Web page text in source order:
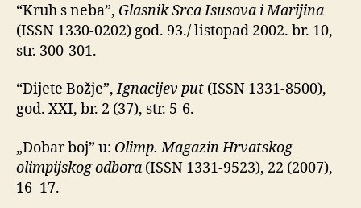
“Kruh s neba”, Glasnik Srca Isusova i Marijina
(ISSN 1330-0202) god. 93./ listopad 2002. br. 10,
str. 300-301.
“Dijete Božje”,Ignacijev put (ISSN 1331-8500),
god. XXI, br. 2 (37), str. 5-6.
„Dobar boj” u: Olimp. Magazin Hrvatskog
olimpijskog odbora (ISSN 1331-9523), 22 (2007),
16–17.